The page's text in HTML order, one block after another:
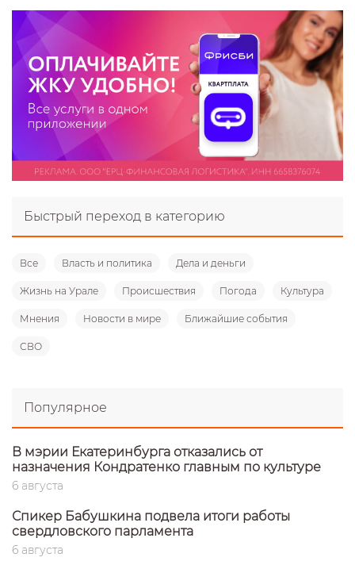
Быстрый переход в категорию
Все Власть и политика Дела и деньги
Жизнь на Урале Происшествия Погода Культура
Мнения Новости в мире Ближайшие события
СВО
Популярное
В мэрии Екатеринбурга отказались от
назначения Кондратенко главным по культуре
6 августа
Спикер Бабушкина подвела итоги работы
свердловского парламента
6 августа